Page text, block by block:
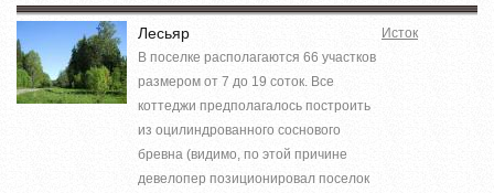
Лесьяр
В поселке располагаются 66 участков
размером от 7 до 19 соток. Все
коттеджи предполагалось построить
из оцилиндрованного соснового
бревна (видимо, по этой причине
девелопер позиционировал поселок
Исток